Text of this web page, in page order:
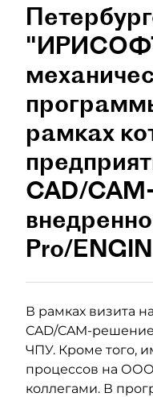
рамках
CAD/
Pro/
В рамках визита
CAD/CAM-
ЧПУ. Кроме того,
процессов на
коллегами. В